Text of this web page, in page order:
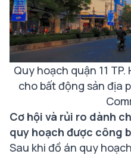
Quy hoạch quận 11
cho bất động sản địa
Cơ hội và rủi ro dành
quy hoạch được công
Sau khi đồ án quy